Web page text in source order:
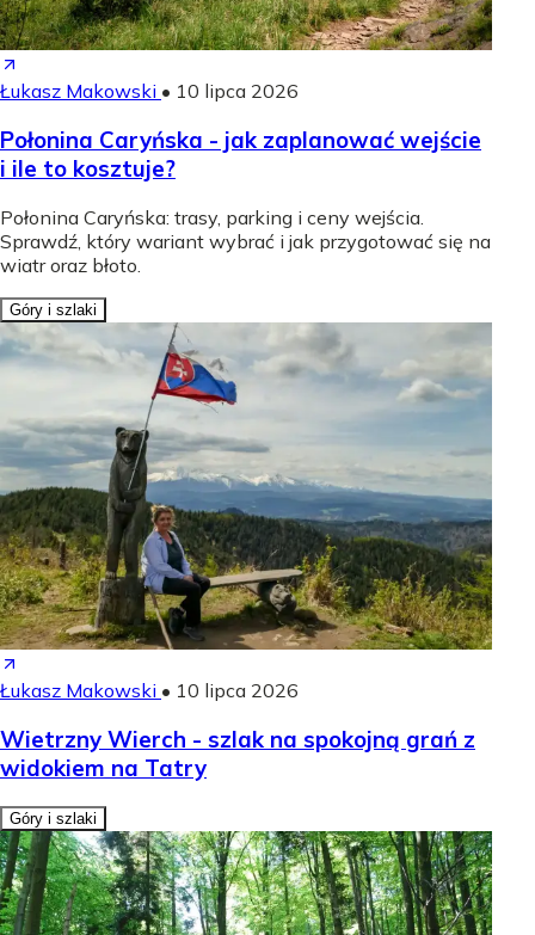
Łukasz Makowski • 10 lipca 2026
Połonina Caryńska - jak zaplanować wejście
i ile to kosztuje?
Połonina Caryńska: trasy, parking i ceny wejścia.
Sprawdź, który wariant wybrać i jak przygotować się na
wiatr oraz błoto.
Góry i szlaki
Łukasz Makowski • 10 lipca 2026
Wietrzny Wierch - szlak na spokojną grań z
widokiem na Tatry
Góry i szlaki